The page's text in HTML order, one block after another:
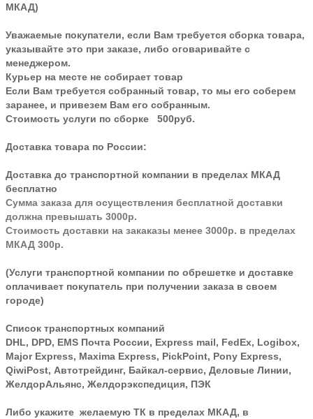
МКАД)
Уважаемые покупатели, если Вам требуется сборка товара,
указывайте это при заказе, либо оговаривайте с
менеджером.
Курьер на месте не собирает товар
Если Вам требуется собранный товар, то мы его соберем
заранее, и привезем Вам его собранным.
Стоимость услуги по сборке 500руб.
Доставка товара по России:
Доставка до транспортной компании в пределах МКАД
бесплатно
Сумма заказа для осуществления бесплатной доставки
должна превышать 3000р.
Стоимость доставки на закаказы менее 3000р. в пределах
МКАД 300р.
(Услуги транспортной компании по обрешетке и доставке
оплачивает покупатель при получении заказа в своем
городе)
Список транспортных компаний
DHL, DPD, EMS Почта России, Express mail, FedEx, Logibox,
Major Express, Maxima Express, PickPoint, Pony Express,
QiwiPost, Автотрейдинг, Байкал-сервис, Деловые Линии,
ЖелдорАльянс, Желдорэкспедиция, ПЭК
Либо укажите желаемую ТК в пределах МКАД, в